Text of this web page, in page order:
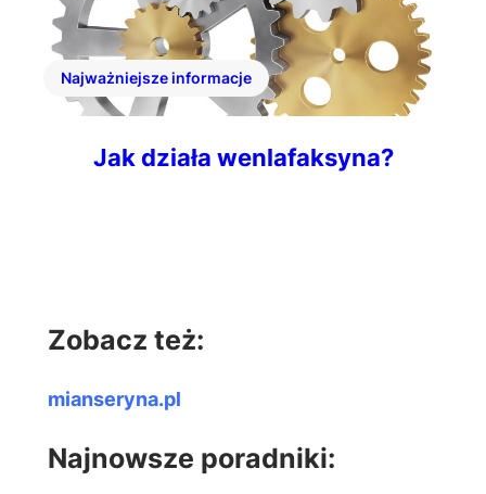
Najważniejsze informacje
Jak działa wenlafaksyna?
Zobacz też:
mianseryna.pl
Najnowsze poradniki: